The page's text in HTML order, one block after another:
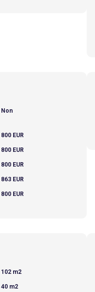
Non
800 EUR
800 EUR
800 EUR
863 EUR
800 EUR
102 m2
40 m2